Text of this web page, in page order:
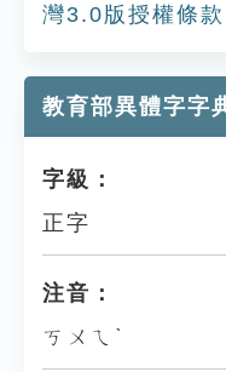
灣3.0版授權條款
教育部異體字字
字級：
正字
注音：
ㄎㄨㄟˋ